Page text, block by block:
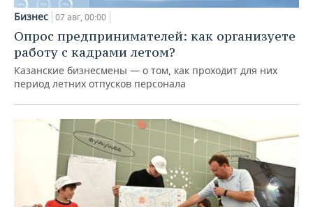
Бизнес 07 авг, 00:00
Опрос предпринимателей: как организуете
работу с кадрами летом?
Казанские бизнесмены — о том, как проходит для них
период летних отпусков персонала